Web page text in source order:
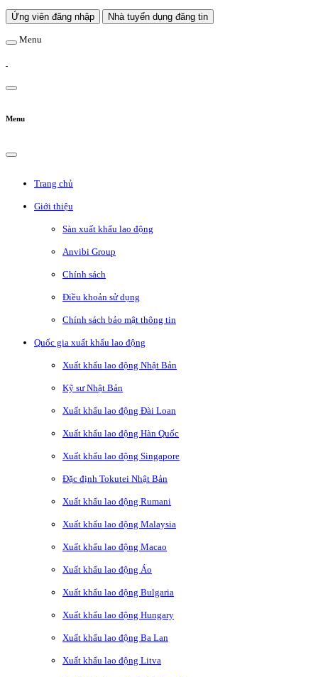
Ứng viên đăng nhập Nhà tuyển dụng đăng tin
Menu
Menu
Trang chủ
Giới thiệu
Sàn xuất khẩu lao động
Anvibi Group
Chính sách
Điều khoản sử dụng
Chính sách bảo mật thông tin
Quốc gia xuất khẩu lao động
Xuất khẩu lao động Nhật Bản
Kỹ sư Nhật Bản
Xuất khẩu lao động Đài Loan
Xuất khẩu lao động Hàn Quốc
Xuất khẩu lao động Singapore
Đặc định Tokutei Nhật Bản
Xuất khẩu lao động Rumani
Xuất khẩu lao động Malaysia
Xuất khẩu lao động Macao
Xuất khẩu lao động Áo
Xuất khẩu lao động Bulgaria
Xuất khẩu lao động Hungary
Xuất khẩu lao động Ba Lan
Xuất khẩu lao động Litva